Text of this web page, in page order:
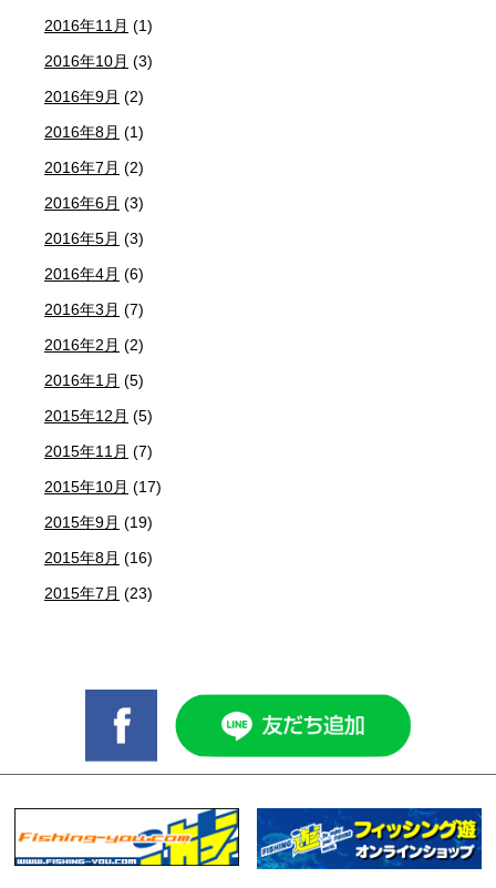
2016年11月 (1)
2016年10月 (3)
2016年9月 (2)
2016年8月 (1)
2016年7月 (2)
2016年6月 (3)
2016年5月 (3)
2016年4月 (6)
2016年3月 (7)
2016年2月 (2)
2016年1月 (5)
2015年12月 (5)
2015年11月 (7)
2015年10月 (17)
2015年9月 (19)
2015年8月 (16)
2015年7月 (23)